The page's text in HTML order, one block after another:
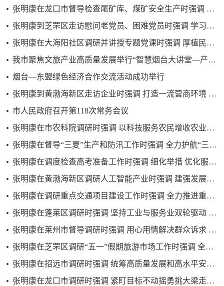
张明康在龙口市督导检查尾矿库、煤矿安全生产时强调 时刻绷紧安全生产这根弦 坚决守牢矿山安全发展底线
张明康到芝罘区走访慰问老党员、困难党员时强调 学习传承伟大建党精神 以实干推动高质量发展
张明康在大海阳社区调研并讲授专题党课时强调 厚植民生情怀 勇于实干担当 以正确政绩观引领基层高效能治理
我市聚焦文旅产业高质量发展举行“智慧烟台大讲堂—产业赋能”培训
烟台—东盟绿色经济合作交流活动成功举行
张明康到黄渤海新区走访企业时强调 打造一流营商环境 护航企业健康发展
市人民政府召开第118次常务会议
张明康在市农科院调研时强调 以科技服务农民增收农业增效 奋力蹚出特色化创新发展之路
张明康在督导“三夏”生产和防汛工作时强调 全力护航“三夏”生产 压紧压实防汛安全责任
张明康在调度检查高考准备工作时强调 细化举措 优化服务 营造良好的考试环境
张明康在黄渤海新区调研人工智能产业时强调 建强发展载体 培育产业生态 打造标杆引领型人工智能产业先导区
张明康在调研重点交通项目建设工作时强调 全力推进重点交通项目建设 倾力打造高效便捷出行环境
张明康在蓬莱区调研时强调 坚持工业与服务业双轮驱动 建设动能澎湃的城市副中心
张明康在莱州市督导调研时强调 用心用情解决群众诉求 保持经济社会健康发展
张明康在芝罘区调研“五一”假期旅游市场工作时强调 全力以赴保安全优供给促消费 营造平安欢乐祥和的节日氛围
张明康在招远市调研时强调 统筹高质量发展和高水平安全 持续激发县域经济发展新动能
张明康在龙口市调研时强调 紧盯目标不动摇勇挑大梁走在前 当好县域经济高质量发展排头兵